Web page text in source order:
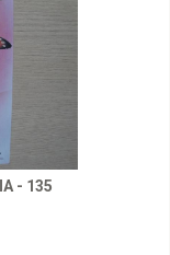
- 135